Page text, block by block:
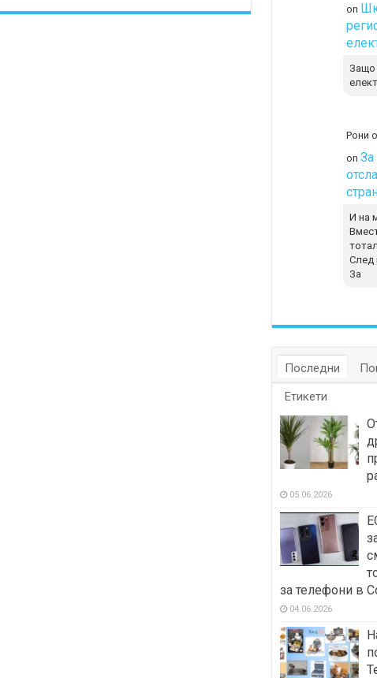
on
Защо
Рони
on
И на
След
За
Последни
Етикети
05.06.2026
за телефони в
04.06.2026